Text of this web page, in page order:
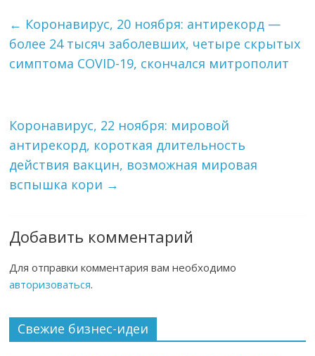
← Коронавирус, 20 ноября: антирекорд —
более 24 тысяч заболевших, четыре скрытых
симптома COVID-19, скончался митрополит
Коронавирус, 22 ноября: мировой
антирекорд, короткая длительность
действия вакцин, возможная мировая
вспышка кори →
Добавить комментарий
Для отправки комментария вам необходимо
авторизоваться.
Свежие бизнес-идеи